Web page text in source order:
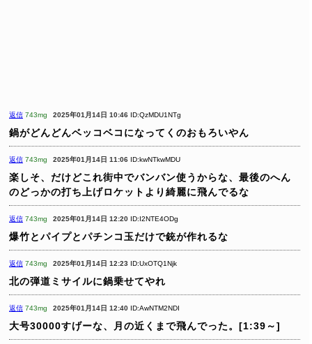
返信 743mg 2025年01月14日 10:46 ID:QzMDU1NTg
鍋がどんどんベッコベコになってくのおもろいやん
返信 743mg 2025年01月14日 11:06 ID:kwNTkwMDU
楽しそ、だけどこれ街中でバンバン使うからな、最後のへん
のどっかの打ち上げロケットより綺麗に飛んでるな
返信 743mg 2025年01月14日 12:20 ID:I2NTE4ODg
爆竹とパイプとパチンコ玉だけで銃が作れるな
返信 743mg 2025年01月14日 12:23 ID:UxOTQ1Njk
北の弾道ミサイルに鍋乗せてやれ
返信 743mg 2025年01月14日 12:40 ID:AwNTM2NDI
大号30000すげーな、月の近くまで飛んでった。[1:39～]